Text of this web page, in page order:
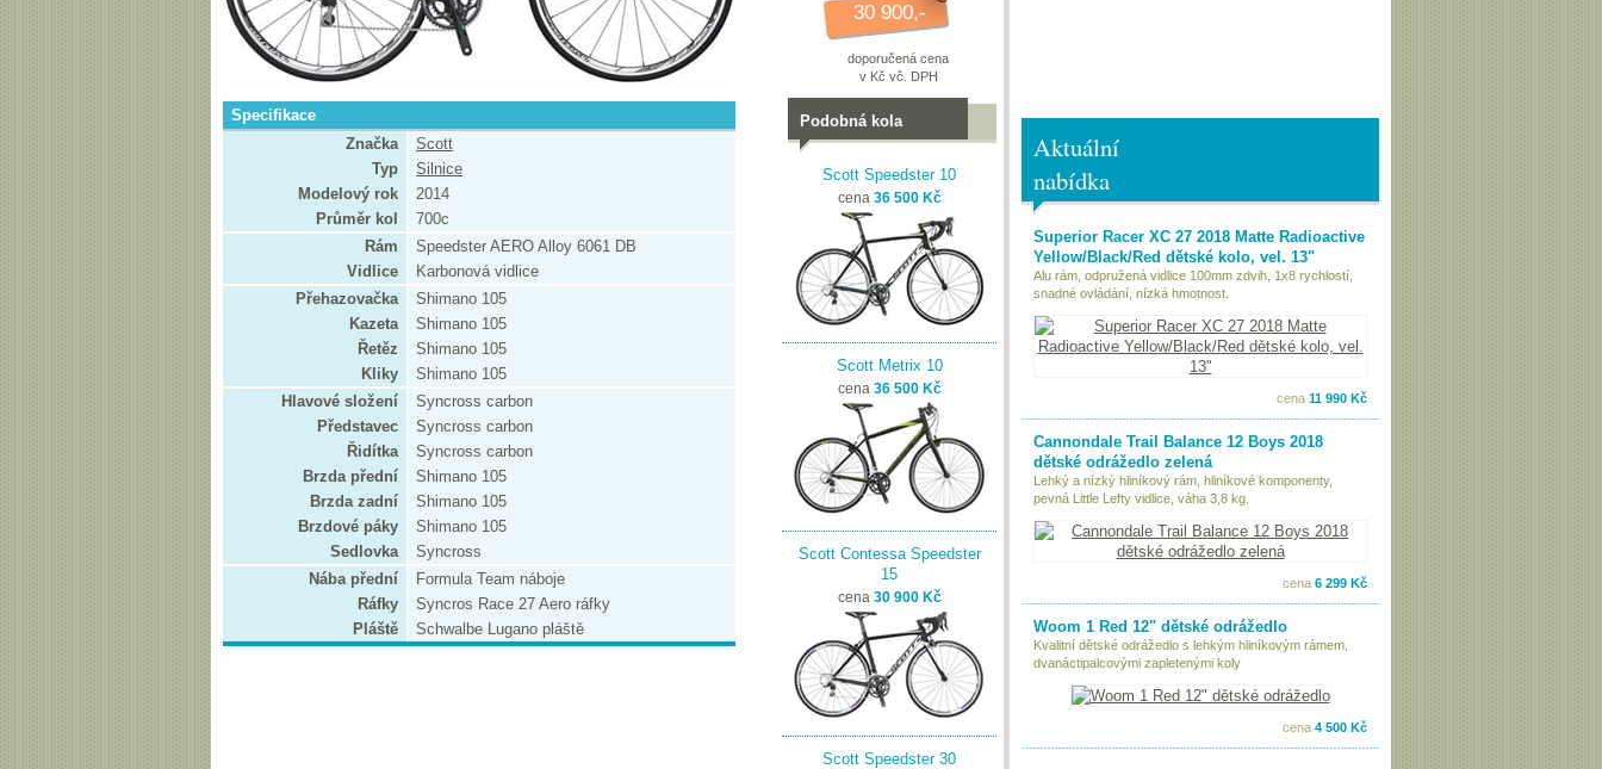
Specifikace
Značka
Scott
Typ
Silnice
Modelový rok
2014
Průměr kol
700c
Rám
Speedster AERO Alloy 6061 DB
Vidlice
Karbonová vidlice
Přehazovačka
Shimano 105
Kazeta
Shimano 105
Řetěz
Shimano 105
Kliky
Shimano 105
Hlavové složení
Syncross carbon
Představec
Syncross carbon
Řidítka
Syncross carbon
Brzda přední
Shimano 105
Brzda zadní
Shimano 105
Brzdové páky
Shimano 105
Sedlovka
Syncross
Nába přední
Formula Team náboje
Ráfky
Syncros Race 27 Aero ráfky
Pláště
Schwalbe Lugano pláště
30 900,-
doporučená cena
v Kč vč. DPH
Podobná kola
Scott Speedster 10
cena 36 500 Kč
Scott Metrix 10
cena 36 500 Kč
Scott Contessa Speedster
15
cena 30 900 Kč
Scott Speedster 30
Aktuální
nabídka
Superior Racer XC 27 2018 Matte Radioactive
Yellow/Black/Red dětské kolo, vel. 13"
Alu rám, odpružená vidlice 100mm zdvih, 1x8 rychlostí,
snadné ovládání, nízká hmotnost.
cena 11 990 Kč
Cannondale Trail Balance 12 Boys 2018
dětské odrážedlo zelená
Lehký a nízký hliníkový rám, hliníkové komponenty,
pevná Little Lefty vidlice, váha 3,8 kg.
cena 6 299 Kč
Woom 1 Red 12" dětské odrážedlo
Kvalitní dětské odrážedlo s lehkým hliníkovým rámem,
dvanáctipalcovými zapletenými koly
cena 4 500 Kč